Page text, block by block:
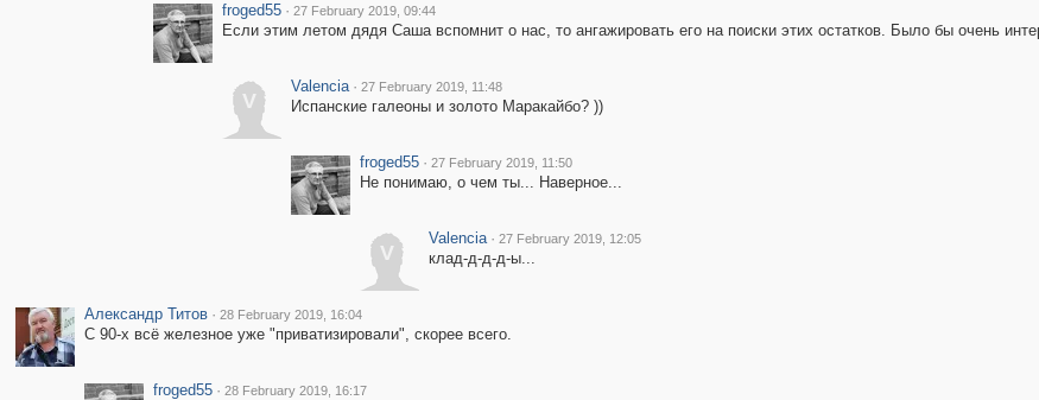
froged55 · 27 February 2019, 09:44
Если этим летом дядя Саша вспомнит о нас, то ангажировать его на поиски этих остатков. Было бы очень
V
Valencia · 27 February 2019, 11:48
Испанские галеоны и золото Маракайбо? ))
froged55 · 27 February 2019, 11:50
Не понимаю, о чем ты... Наверное...
V
Valencia · 27 February 2019, 12:05
клад-д-д-д-ы...
Александр Титов · 28 February 2019, 16:04
С 90-х всё железное уже "приватизировали", скорее всего.
froged55 · 28 February 2019, 16:17